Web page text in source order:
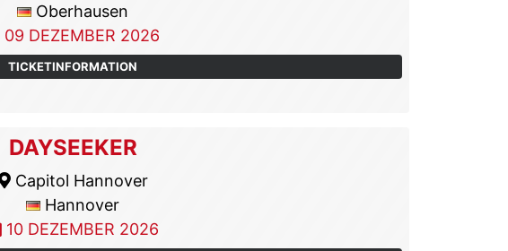
Oberhausen
09 DEZEMBER 2026
TICKETINFORMATION
DAYSEEKER
Capitol Hannover
Hannover
10 DEZEMBER 2026